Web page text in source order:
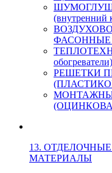
(внутренний
ФАСОННЫЕ
обогреватели)
РЕШЕТКИ
13.
МАТЕРИАЛЫ